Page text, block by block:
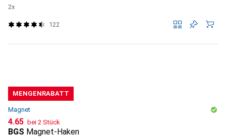
2x
122
MENGENRABATT
Magnet
CHF
4.65 bei 2 Stück
BGS Magnet-Haken